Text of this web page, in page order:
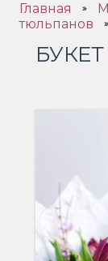
Главная »
тюльпанов
»